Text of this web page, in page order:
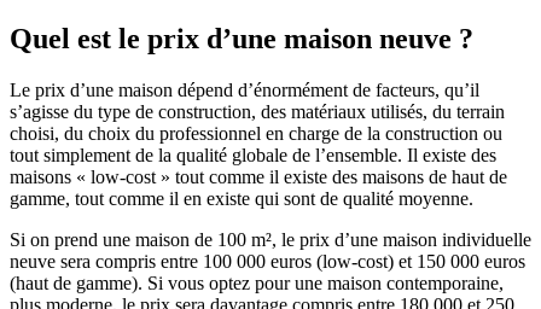
Quel est le prix d’une maison neuve ?
Le prix d’une maison dépend d’énormément de facteurs, qu’il
s’agisse du type de construction, des matériaux utilisés, du terrain
choisi, du choix du professionnel en charge de la construction ou
tout simplement de la qualité globale de l’ensemble. Il existe des
maisons « low-cost » tout comme il existe des maisons de haut de
gamme, tout comme il en existe qui sont de qualité moyenne.
Si on prend une maison de 100 m², le prix d’une maison individuelle
neuve sera compris entre 100 000 euros (low-cost) et 150 000 euros
(haut de gamme). Si vous optez pour une maison contemporaine,